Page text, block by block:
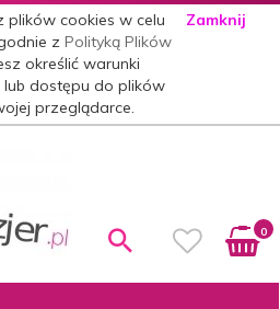
plików cookies w celu
zPolityką Plików
określić warunki
dostępu do plików
przeglądarce.
Zamknij
0